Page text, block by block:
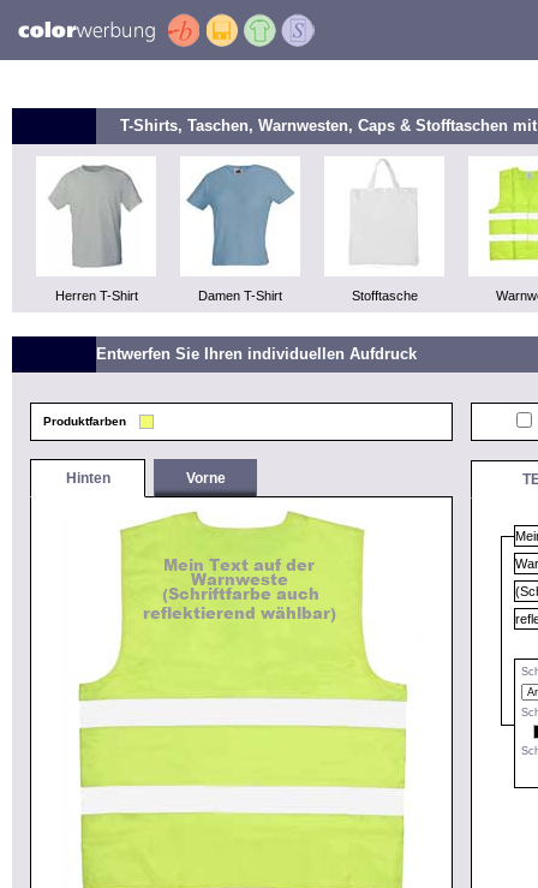
T-Shirts, Taschen, Warnwesten, Caps & Stofftaschen
Herren T-Shirt Damen T-Shirt Stofftasche
Entwerfen Sie Ihren individuellen Aufdruck
Produktfarben
Hinten Vorne